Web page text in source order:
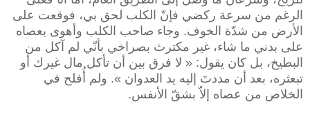
الرغم من سرعة ركضي فإنّ الكلب لحق بي، فوقعت على
الأرض من شدّة الخوف. وجاء صاحب الكلب وأهوى بعصاه
على بدني ما شاء، غير مكترث بصراخي بأنّي لم آكل من
البطيخ، بل كان يقول: « لا فرق بين أن تأكل مال غيرك أو
تبعثره، بعد أن مددتَ إليه يد العدوان ». ولم أُفلح في
الخلاص من عصاه إلاّ بشقّ الأنفس.